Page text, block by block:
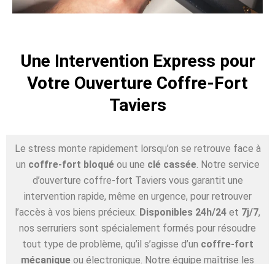
Une Intervention Express pour
Votre Ouverture Coffre-Fort
Taviers
Le stress monte rapidement lorsqu’on se retrouve face à
un coffre-fort bloquéou une clé cassée. Notre service
d’ouverture coffre-fort Taviers vous garantit une
intervention rapide, même en urgence, pour retrouver
l’accès à vos biens précieux. Disponibles 24h/24 et 7j/7,
nos serruriers sont spécialement formés pour résoudre
tout type de problème, qu’il s’agisse d’un coffre-fort
mécanique ou électronique. Notre équipe maîtrise les